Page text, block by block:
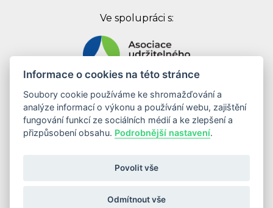
Odebírat newsletter
Ve spolupráci s:
Digital First Marketing Group s.r.o.
Jankovcova 1037/49
170 00 Praha 7
IČ: 08262683
Informace o cookies na této stránce
Soubory cookie používáme ke shromažďování a
analýze informací o výkonu a používání webu, zajištění
fungování funkcí ze sociálních médií a ke zlepšení a
přizpůsobení obsahu. Podrobnější nastavení.
Povolit vše
Odmítnout vše